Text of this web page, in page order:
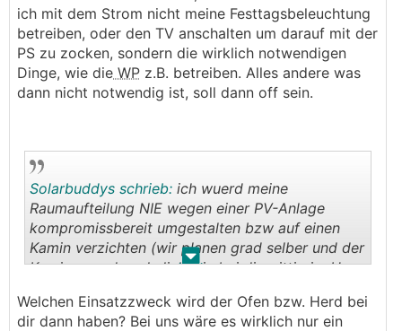
ich mit dem Strom nicht meine Festtagsbeleuchtung
betreiben, oder den TV anschalten um darauf mit der
PS zu zocken, sondern die wirklich notwendigen
Dinge, wie die WP z.B. betreiben. Alles andere was
dann nicht notwendig ist, soll dann off sein.
. .
Solarbuddys schrieb: ich wuerd meine
Raumaufteilung NIE wegen einer PV-Anlage
kompromissbereit umgestalten bzw auf einen
Kamin verzichten (wir planen grad selber und der
Kamin wuerde aehnlich wie bei dir mittig im Haus
Welchen Einsatzzweck wird der Ofen bzw. Herd bei
dir dann haben? Bei uns wäre es wirklich nur ein